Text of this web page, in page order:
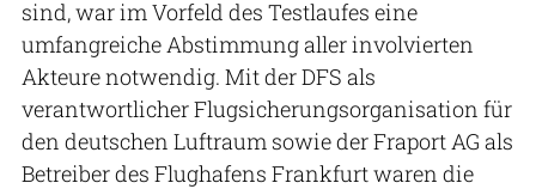
sind, war im Vorfeld des Testlaufes eine
umfangreiche Abstimmung aller involvierten
Akteure notwendig. Mit der DFS als
verantwortlicher Flugsicherungsorganisation für
den deutschen Luftraum sowie der Fraport AG als
Betreiber des Flughafens Frankfurt waren die